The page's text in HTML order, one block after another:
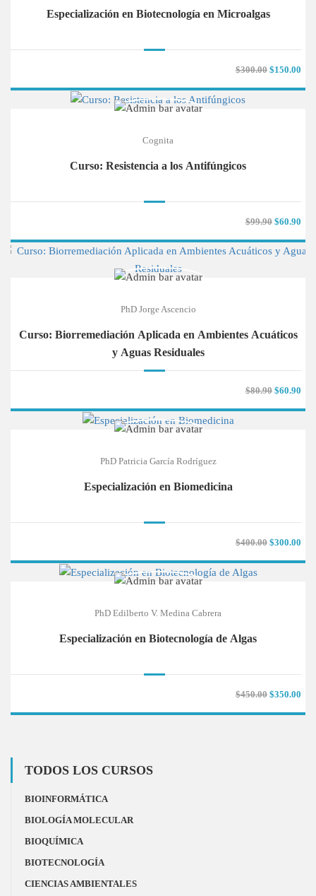
Especialización en Biotecnología en Microalgas
$300.00 $150.00
Cognita
Curso: Resistencia a los Antifúngicos
$99.90 $60.90
PhD Jorge Ascencio
Curso: Biorremediación Aplicada en Ambientes Acuáticos
y Aguas Residuales
$80.90 $60.90
PhD Patricia García Rodríguez
Especialización en Biomedicina
$400.00 $300.00
PhD Edilberto V. Medina Cabrera
Especialización en Biotecnología de Algas
$450.00 $350.00
TODOS LOS CURSOS
BIOINFORMÁTICA
BIOLOGÍA MOLECULAR
BIOQUÍMICA
BIOTECNOLOGÍA
CIENCIAS AMBIENTALES